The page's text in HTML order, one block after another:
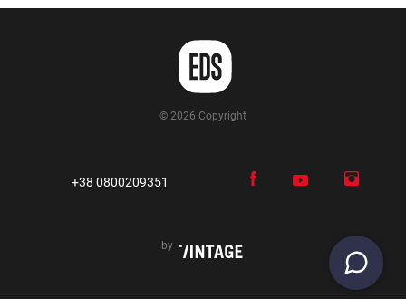
© 2026 Copyright
+38 0800209351
by